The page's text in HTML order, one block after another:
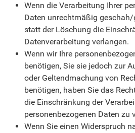
Wenn die Verarbeitung Ihrer
Daten unrechtmäßig
statt der Löschung die
Datenverarbeitung verlangen.
Wenn wir Ihre
benötigen, Sie sie jedoch zur
oder Geltendmachung von
benötigen, haben Sie das
die Einschränkung der
personenbezogenen Daten zu
Wenn Sie einen Widerspruch